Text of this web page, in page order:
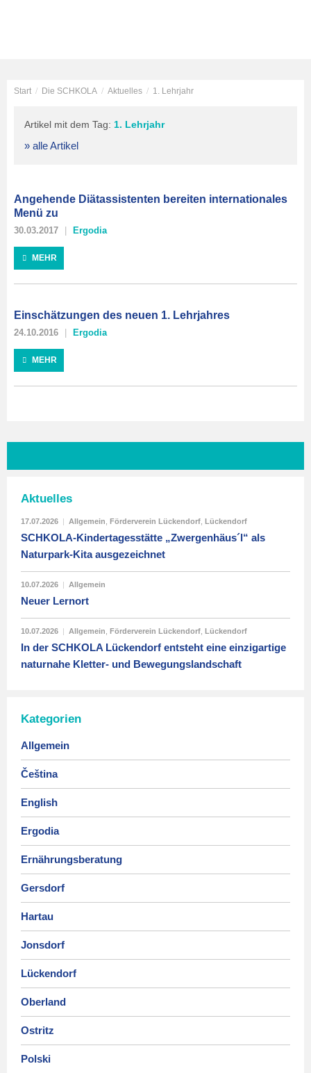
Start / Die SCHKOLA / Aktuelles / 1. Lehrjahr
Artikel mit dem Tag: 1. Lehrjahr
» alle Artikel
Angehende Diätassistenten bereiten internationales
Menü zu
30.03.2017 Ergodia
MEHR
Einschätzungen des neuen 1. Lehrjahres
24.10.2016 Ergodia
MEHR
Aktuelles
17.07.2026 | Allgemein Förderverein Lückendorf Lückendorf
SCHKOLA-Kindertagesstätte „Zwergenhäus´l“ als
Naturpark-Kita ausgezeichnet
10.07.2026 | Allgemein
Neuer Lernort
10.07.2026 | Allgemein Förderverein Lückendorf Lückendorf
In der SCHKOLA Lückendorf entsteht eine einzigartige
naturnahe Kletter- und Bewegungslandschaft
Kategorien
Allgemein
Čeština
English
Ergodia
Ernährungsberatung
Gersdorf
Hartau
Jonsdorf
Lückendorf
Oberland
Ostritz
Polski